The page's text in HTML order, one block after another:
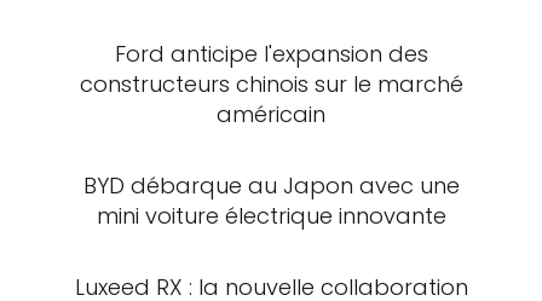
Ford anticipe l'expansion des
constructeurs chinois sur le marché
américain
BYD débarque au Japon avec une
mini voiture électrique innovante
Luxeed RX : la nouvelle collaboration